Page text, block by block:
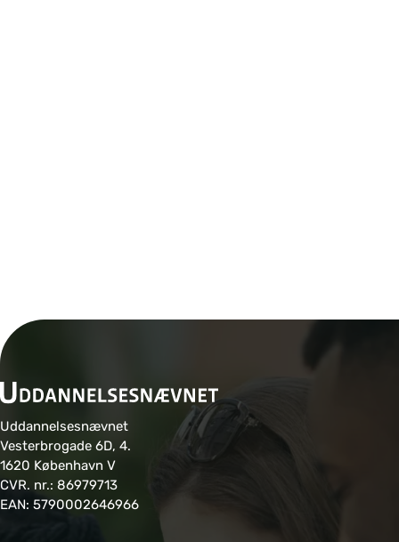
Uddannelsesnævnet
Vesterbrogade 6D, 4.
1620 København V
CVR. nr.: 86979713
EAN: 5790002646966